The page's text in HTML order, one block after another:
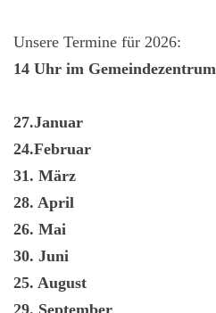
Unsere Termine für 2026:
14 Uhr im Gemeindezentrum
27.Januar
24.Februar
31. März
28. April
26. Mai
30. Juni
25. August
29. September